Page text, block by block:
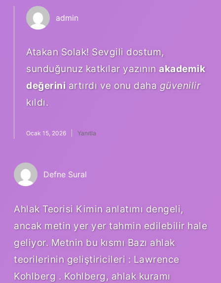
admin
Atakan Solak! Sevgili dostum,
sunduğunuz katkılar yazının akademik
değeriniartırdı ve onu daha güvenilir
kıldı.
Ocak 15, 2026 Yanıtla
Defne Sural
Ahlak Teorisi Kimin anlatımı dengeli,
ancak metin yer yer tahmin edilebilir hale
geliyor. Metnin bu kısmı Bazı ahlak
teorilerinin geliştiricileri : Lawrence
Kohlberg . Kohlberg, ahlak kuramı